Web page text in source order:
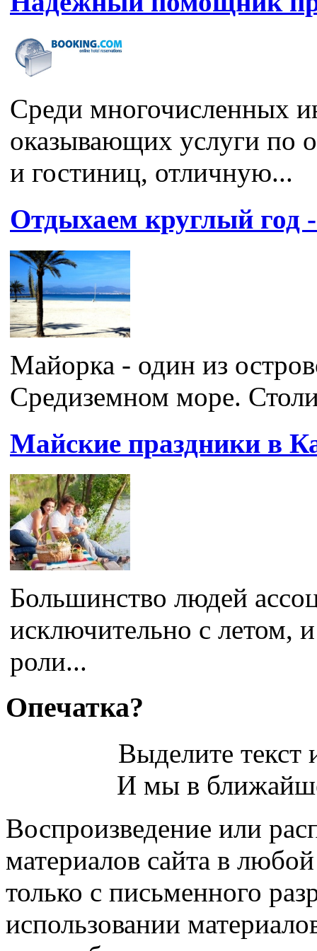
Среди многочисленных
оказывающих услуги по
и гостиниц, отличную...
Отдыхаем круглый год
Майорка - один из
Средиземном море.
Майские праздники в
Большинство людей
исключительно с летом,
роли...
Опечатка?
Выделите
И мы в
Воспроизведение или
материалов сайта в
только с письменного
использовании